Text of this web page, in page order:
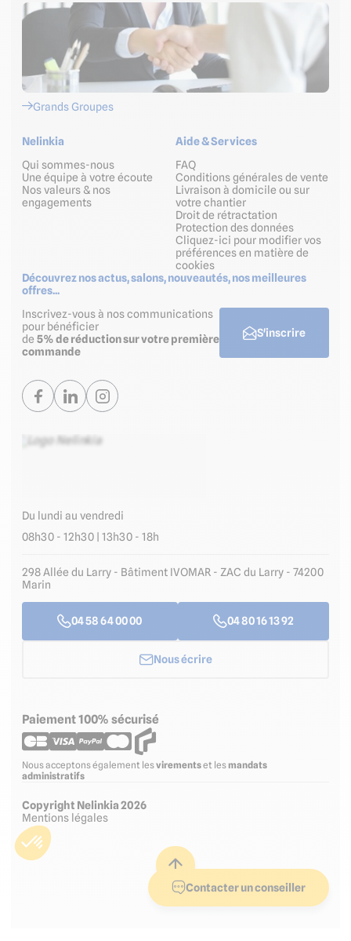
Contacter un conseiller
Grands Groupes
Du lundi au vendredi
08h30 - 12h30 | 13h30 - 18h
298 Allée du Larry - Bâtiment IVOMAR - ZAC du Larry - 74200
Marin
04 58 64 00 00 04 80 16 13 92
Nous écrire
Nelinkia
Qui sommes-nous
Une équipe à votre écoute
Nos valeurs & nos
engagements
Aide & Services
FAQ
Conditions générales de vente
Livraison à domicile ou sur
votre chantier
Droit de rétractation
Protection des données
Cliquez-ici pour modifier vos
préférences en matière de
cookies
Découvrez nos actus, salons, nouveautés, nos meilleures
offres...
Inscrivez-vous à nos communications
pour bénéficier
de 5% de réduction sur votre première
commande
S'inscrire
Paiement 100% sécurisé
Nous acceptons également lesvirementset les mandats
administratifs
Copyright Nelinkia 2026
Mentions légales